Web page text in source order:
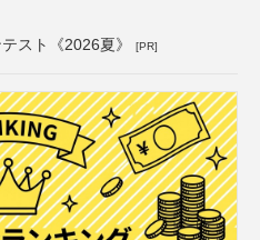
スト《2026夏》 [PR]